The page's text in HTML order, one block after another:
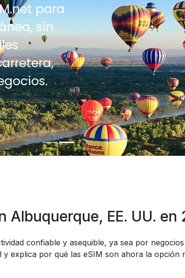
para
sin
EE. UU. en
confiable y asequible, ya sea por
explica por qué las eSIM son ahora la opción